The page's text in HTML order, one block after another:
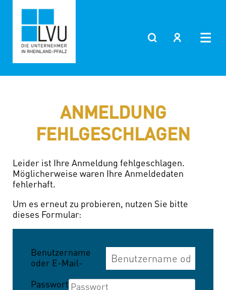
springen
ANMELDUNG
FEHLGESCHLAGEN
Leider ist Ihre Anmeldung fehlgeschlagen.
Möglicherweise waren Ihre Anmeldedaten
fehlerhaft.
Um es erneut zu probieren, nutzen Sie bitte
dieses Formular:
Benutzername
oder E-Mail-
Passwort